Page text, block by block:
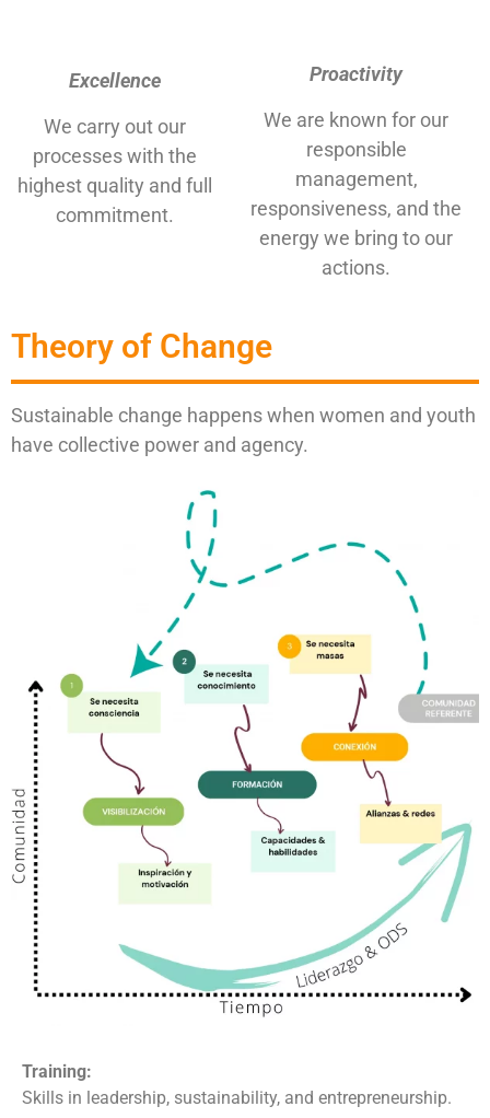
Excellence
We carry out our
processes with the
highest quality and full
commitment.
Proactivity
We are known for our
responsible
management,
responsiveness, and the
energy we bring to our
actions.
Theory of Change
Sustainable change happens when women and youth
have collective power and agency.
Training:
Skills in leadership, sustainability, and entrepreneurship.